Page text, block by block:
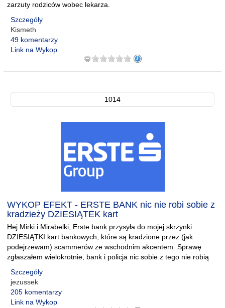
zarzuty rodziców wobec lekarza.
Szczegóły
Kismeth
49 komentarzy
Link na Wykop
1014
WYKOP EFEKT - ERSTE BANK nic nie robi sobie z
kradzieży DZIESIĄTEK kart
Hej Mirki i Mirabelki, Erste bank przysyła do mojej skrzynki
DZIESIĄTKI kart bankowych, które są kradzione przez (jak
podejrzewam) scammerów ze wschodnim akcentem. Sprawę
zgłaszałem wielokrotnie, bank i policja nic sobie z tego nie robią
Szczegóły
jezussek
205 komentarzy
Link na Wykop